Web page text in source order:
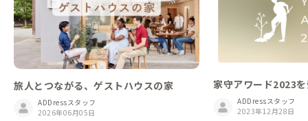
旅人とつながる、ゲストハウスの家
ADDressスタッフ
2026年06月05日
家守アワード2023
ADDressスタッフ
2023年12月28日